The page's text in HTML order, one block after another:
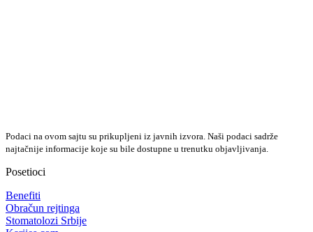
Podaci na ovom sajtu su prikupljeni iz javnih izvora. Naši podaci sadrže
najtačnije informacije koje su bile dostupne u trenutku objavljivanja.
Posetioci
Benefiti
Obračun rejtinga
Stomatolozi Srbije